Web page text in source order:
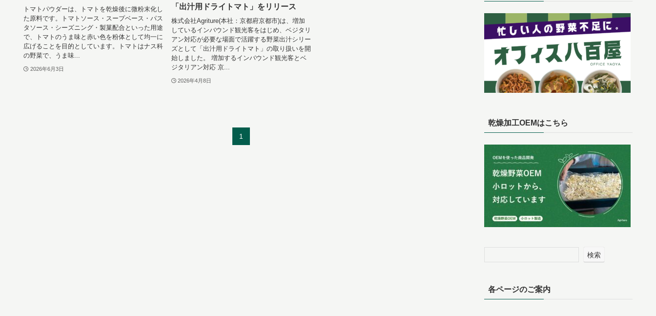
トマトパウダーは、トマトを乾燥後に微粉末化し
た原料です。トマトソース・スープベース・パス
タソース・シーズニング・製菓配合といった用途
で、トマトのうま味と赤い色を粉体として均一に
広げることを目的としています。トマトはナス科
の野菜で、うま味...
2026年6月3日
「出汁用ドライトマト」をリリース
株式会社Agriture(本社：京都府京都市)は、増加
しているインバウンド観光客をはじめ、ベジタリ
アン対応が必要な場面で活躍する野菜出汁シリー
ズとして「出汁用ドライトマト」の取り扱いを開
始しました。 増加するインバウンド観光客とベ
ジタリアン対応 京...
2026年4月8日
1
乾燥加工OEMはこちら
検索
各ページのご案内